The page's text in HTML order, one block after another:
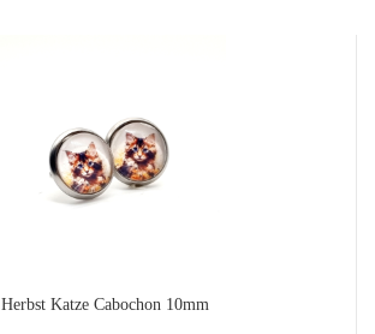
Herbst Katze Cabochon 10mm